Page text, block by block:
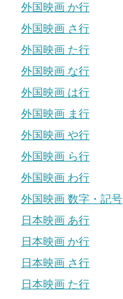
外国映画 か行
外国映画 さ行
外国映画 た行
外国映画 な行
外国映画 は行
外国映画 ま行
外国映画 や行
外国映画 ら行
外国映画 わ行
外国映画 数字・記号
日本映画 あ行
日本映画 か行
日本映画 さ行
日本映画 た行